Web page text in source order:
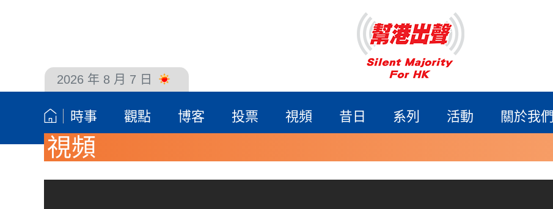
2026 年 8 月 7 日
時事 觀點 博客 投票 視頻 昔日 系列 活動 關於我們
視頻